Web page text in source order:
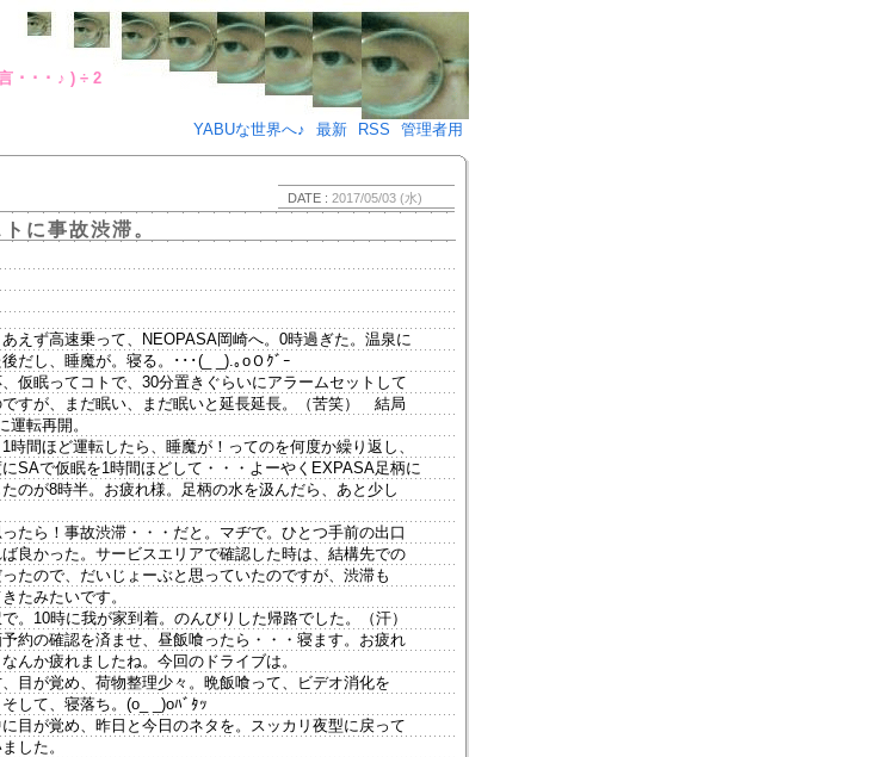
＋YABUな戯言･･･♪)÷2
YABUな世界へ♪
最新 RSS 管理者用
DATE : 2017/05/03 (水)
に事故渋滞。
えず高速乗って、NEOPASA岡崎へ。0時過ぎた。温泉に
後だし、睡魔が。寝る。･･･(_ _).｡oＯｸﾞｰ
仮眠ってコトで、30分置きぐらいにアラームセットして
ですが、まだ眠い、まだ眠いと延長延長。（苦笑） 結局
運転再開。
時間ほど運転したら、睡魔が！ってのを何度か繰り返し、
SAで仮眠を1時間ほどして・・・よーやくEXPASA足柄に
のが8時半。お疲れ様。足柄の水を汲んだら、あと少し
たら！事故渋滞・・・だと。マヂで。ひとつ手前の出口
良かった。サービスエリアで確認した時は、結構先での
たので、だいじょーぶと思っていたのですが、渋滞も
たみたいです。
。10時に我が家到着。のんびりした帰路でした。（汗）
約の確認を済ませ、昼飯喰ったら・・・寝ます。お疲れ
んか疲れましたね。今回のドライブは。
目が覚め、荷物整理少々。晩飯喰って、ビデオ消化を
して、寝落ち。(o_ _)oﾊﾞﾀｯ
目が覚め、昨日と今日のネタを。スッカリ夜型に戻って
した。